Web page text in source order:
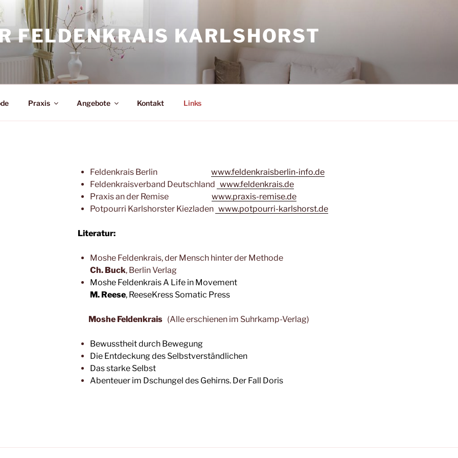
FELDENKRAIS KARLSHORST
Praxis Angebote Kontakt Links
Feldenkrais Berlin www.feldenkraisberlin-info.de
Feldenkraisverband Deutschland www.feldenkrais.de
Praxis an der Remise www.praxis-remise.de
Potpourri Karlshorster Kiezladen www.potpourri-karlshorst.de
Literatur:
Moshe Feldenkrais, der Mensch hinter der Methode
Ch. Buck, Berlin Verlag
Moshe Feldenkrais A Life in Movement
M. Reese, ReeseKress Somatic Press
Moshe Feldenkrais (Alle erschienen im Suhrkamp-Verlag)
Bewusstheit durch Bewegung
Die Entdeckung des Selbstverständlichen
Das starke Selbst
Abenteuer im Dschungel des Gehirns. Der Fall Doris